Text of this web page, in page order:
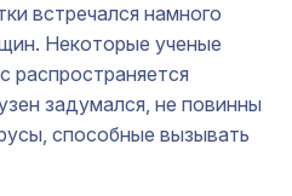
встречался намного
Некоторые ученые
распространяется
задумался, не повинны
способные вызывать